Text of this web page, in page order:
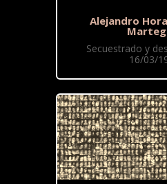
Alejandro
Secuestrado y
16/03/